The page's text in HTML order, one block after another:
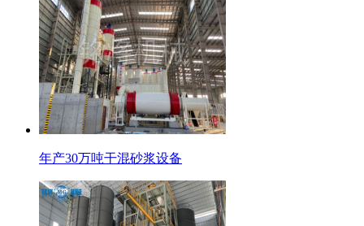
年产30万吨干混砂浆设备